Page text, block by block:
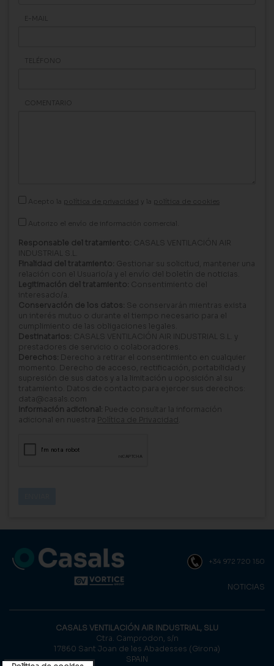
E-MAIL
TELÉFONO
COMENTARIO
Acepto la política de privacidad y la política de cookies
Autorizo el envío de información comercial.
Responsable del tratamiento: CASALS VENTILACIÓN AIR
INDUSTRIAL S.L.
Finalidad del tratamiento: Gestionar su solicitud, mantener una
relación con el Usuario/a y el envío del boletín de noticias.
Legitimación del tratamiento: Consentimiento del
interesado/a.
Conservación de los datos: Se conservarán mientras exista
un interés mutuo o durante el tiempo necesario para el
cumplimiento de las obligaciones legales.
Destinatarios: CASALS VENTILACIÓN AIR INDUSTRIAL S.L. y
prestadores de servicio o colaboradores.
Derechos: Derecho a retirar el consentimiento en cualquier
momento. Derecho de acceso, rectificación, portabilidad y
supresión de sus datos y a la limitación u oposición al su
tratamiento. Datos de contacto para ejercer sus derechos:
data@casals.com
Información adicional: Puede consultar la información
adicional en nuestra Política de Privacidad
+34 972 720 150
NOTICIAS
CASALS VENTILACIÓN AIR INDUSTRIAL, SLU
Ctra. Camprodon, s/n
17860 Sant Joan de les Abadesses (Girona)
SPAIN